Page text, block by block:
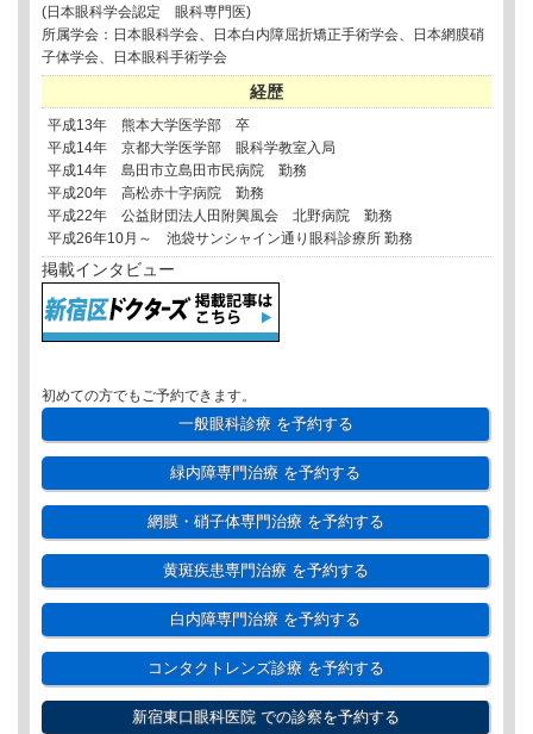
(日本眼科学会認定 眼科専門医)
所属学会：日本眼科学会、日本白内障屈折矯正手術学会、日本網膜硝
子体学会、日本眼科手術学会
経歴
平成13年 熊本大学医学部 卒
平成14年 京都大学医学部 眼科学教室入局
平成14年 島田市立島田市民病院 勤務
平成20年 高松赤十字病院 勤務
平成22年 公益財団法人田附興風会 北野病院 勤務
平成26年10月～ 池袋サンシャイン通り眼科診療所 勤務
掲載インタビュー
初めての方でもご予約できます。
一般眼科診療を予約する
緑内障専門治療 を予約する
網膜・硝子体専門治療を予約する
黄斑疾患専門治療を予約する
白内障専門治療 を予約する
コンタクトレンズ診療を予約する
新宿東口眼科医院での診察を予約する